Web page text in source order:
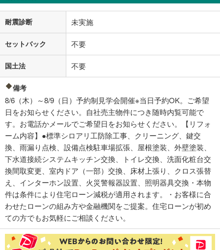
耐震診断 未実施
セットバック 不要
国土法 不要
備考
8/6（木）～8/9（日）予約制見学会開催※当日予約OK。ご希望
日をお知らせください。自社売主物件につき随時内覧可能で
す。お電話かメールでご希望日をお知らせください。【リフォ
ーム内容】●標準シロアリ工防除工事、クリーニング、鍵交
換、雨漏り点検、設備点検駐車場拡張、屋根塗装、外壁塗装、
下水道接続システムキッチン交換、トイレ交換、洗面化粧台交
換間取変更、室内ドア（一部）交換、床材上張り、クロス張替
え、インターホン設置、火災警報器設置、照明器具交換・本物
件は条件により住宅ローン減税が適用されます。・お客様に合
わせたローンの組み方や金融機関をご提案。住宅ローンが初め
ての方でもお気軽にご相談ください。